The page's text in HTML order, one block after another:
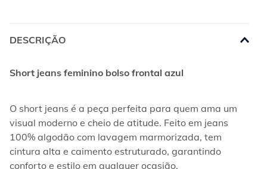
DESCRIÇÃO
Short jeans feminino bolso frontal azul
O short jeans é a peça perfeita para quem ama um
visual moderno e cheio de atitude. Feito em jeans
100% algodão com lavagem marmorizada, tem
cintura alta e caimento estruturado, garantindo
conforto e estilo em qualquer ocasião.